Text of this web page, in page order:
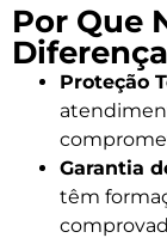
Por Que
Proteção
Garantia
têm